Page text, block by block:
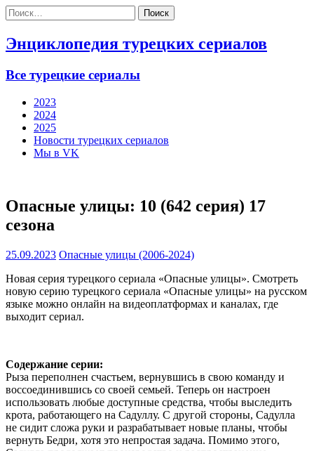
Найти:
Энциклопедия турецких сериалов
Все турецкие сериалы
2023
2024
2025
Новости турецких сериалов
Мы в VK
Опасные улицы: 10 (642 серия) 17
сезона
25.09.2023 Опасные улицы (2006-2024)
Новая серия турецкого сериала «Опасные улицы». Смотреть
новую серию турецкого сериала «Опасные улицы» на русском
языке можно онлайн на видеоплатформах и каналах, где
выходит сериал.
Содержание серии:
Рыза переполнен счастьем, вернувшись в свою команду и
воссоединившись со своей семьей. Теперь он настроен
использовать любые доступные средства, чтобы выследить
крота, работающего на Садуллу. С другой стороны, Садулла
не сидит сложа руки и разрабатывает новые планы, чтобы
вернуть Бедри, хотя это непростая задача. Помимо этого,